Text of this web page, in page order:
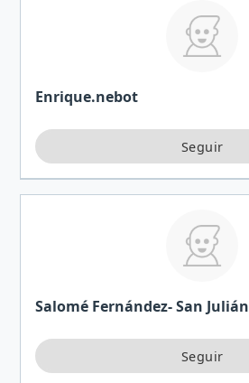
Enrique.nebot
Salomé Fernández- San Julián